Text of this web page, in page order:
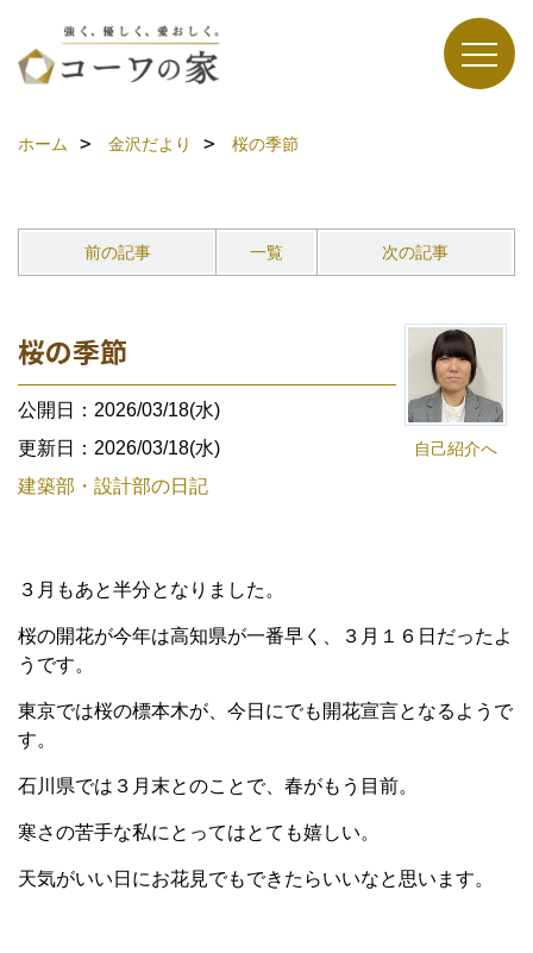
ホーム 金沢だより 桜の季節
前の記事 一覧 次の記事
自己紹介へ
桜の季節
公開日：2026/03/18(水)
更新日：2026/03/18(水)
建築部・設計部の日記
３月もあと半分となりました。
桜の開花が今年は高知県が一番早く、３月１６日だったよ
うです。
東京では桜の標本木が、今日にでも開花宣言となるようで
す。
石川県では３月末とのことで、春がもう目前。
寒さの苦手な私にとってはとても嬉しい。
天気がいい日にお花見でもできたらいいなと思います。